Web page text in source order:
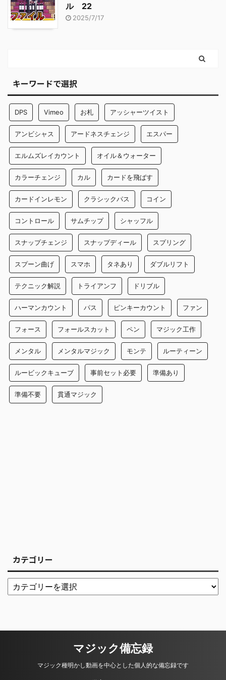
ル 22
2025/7/17
キーワードで選択
DPS Vimeo お札 アッシャーツイスト
アンビシャス アードネスチェンジ エスパー
エルムズレイカウント オイル＆ウォーター
カラーチェンジ カル カードを飛ばす
カードインレモン クラシックパス コイン
コントロール サムチップ シャッフル
スナップチェンジ スナップディール スプリング
スプーン曲げ スマホ タネあり ダブルリフト
テクニック解説 トライアンフ ドリブル
ハーマンカウント パス ピンキーカウント ファン
フォース フォールスカット ペン マジック工作
メンタル メンタルマジック モンテ ルーティーン
ルービックキューブ 事前セット必要 準備あり
準備不要 貫通マジック
カテゴリー
マジック備忘録
マジック種明かし動画を中心とした個人的な備忘録です